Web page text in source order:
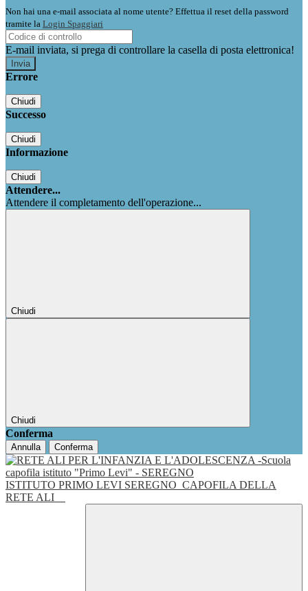
Non hai una e-mail associata al nome utente? Effettua il reset della password
tramite la Login Spaggiari
E-mail inviata, si prega di controllare la casella di posta elettronica!
Errore
Chiudi
Successo
Chiudi
Informazione
Chiudi
Attendere...
Attendere il completamento dell'operazione...
Chiudi
Chiudi
Conferma
Annulla Conferma
ISTITUTO PRIMO LEVI SEREGNO CAPOFILA DELLA
RETE ALI